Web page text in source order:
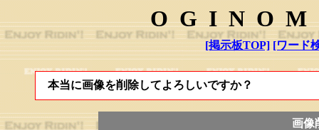
[掲示板TOP] [ワード
本当に画像を削除してよろしいですか？
画像